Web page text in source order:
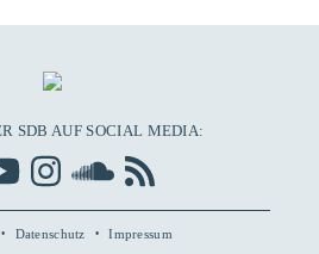
SDB AUF SOCIAL MEDIA:
Datenschutz Impressum